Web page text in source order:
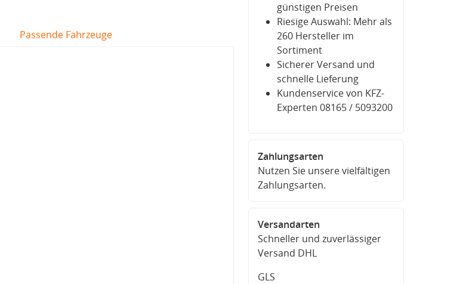
Passende Fahrzeuge
günstigen Preisen
Riesige Auswahl: Mehr als
260 Hersteller im
Sortiment
Sicherer Versand und
schnelle Lieferung
Kundenservice von KFZ-
Experten 08165 / 5093200
Zahlungsarten
Nutzen Sie unsere vielfältigen
Zahlungsarten.
Versandarten
Schneller und zuverlässiger
Versand DHL
GLS